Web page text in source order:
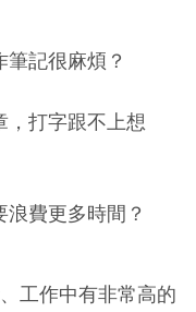
記很麻煩？
，打字跟不上想
費更多時間？
工作中有非常高的